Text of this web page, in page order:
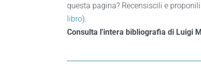
questa pagina? Recensiscili e
libro).
Consulta l'intera bibliografia di Luigi